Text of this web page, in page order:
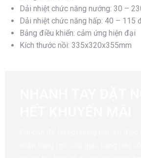
Dải nhiệt chức năng nướng: 30 –
Dải nhiệt chức năng hấp: 40 – 115
Bảng điều khiển: cảm ứng hiện đại
Kích thước nồi: 335x320x355mm